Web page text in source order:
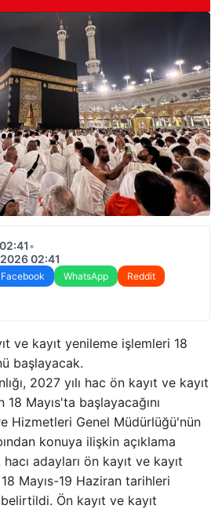
•
02:41
Facebook WhatsApp
Reddit
ve kayıt yenileme işlemleri 18
başlayacak.
2027 yılı hac ön kayıt ve kayıt
Mayıs'ta başlayacağını
Hizmetleri Genel Müdürlüğü'nün
konuya ilişkin açıklama
hacı adayları ön kayıt ve kayıt
Mayıs-19 Haziran tarihleri
belirtildi. Ön kayıt ve kayıt